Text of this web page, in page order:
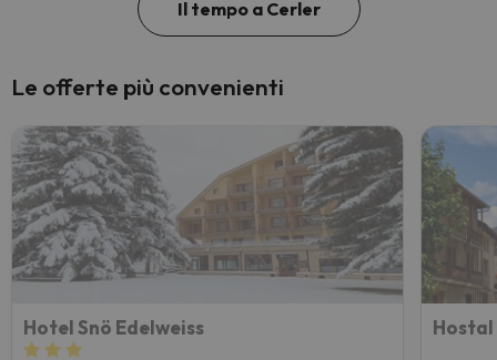
Il tempo a Cerler
Le offerte più convenienti
Hotel Snö Edelweiss Hostal